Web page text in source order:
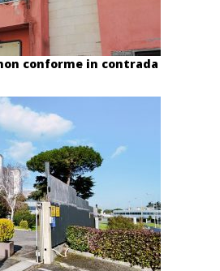
conforme in contrada